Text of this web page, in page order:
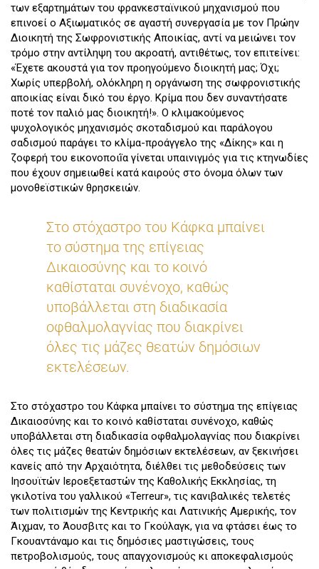
των εξαρτημάτων του φρανκεσταϊνικού μηχανισμού που
επινοεί ο Αξιωματικός σε αγαστή συνεργασία με τον Πρώην
Διοικητή της Σωφρονιστικής Αποικίας, αντί να μειώνει τον
τρόμο στην αντίληψη του ακροατή, αντιθέτως, τον επιτείνει:
«Έχετε ακουστά για τον προηγούμενο διοικητή µας; Όχι;
Χωρίς υπερβολή, ολόκληρη η οργάνωση της σωφρονιστικής
αποικίας είναι δικό του έργο. Κρίµα που δεν συναντήσατε
ποτέ τον παλιό µας διοικητή!». Ο κλιμακούμενος
ψυχολογικός μηχανισμός σκοταδισμού και παράλογου
σαδισμού παράγει το κλίμα-προάγγελο της «Δίκης» και η
ζοφερή του εικονοποιḯα γίνεται υπαινιγμός για τις κτηνωδίες
που έχουν σημειωθεί κατά καιρούς στο όνομα όλων των
μονοθεϊστικών θρησκειών.
Στο στόχαστρο του Κάφκα μπαίνει
το σύστημα της επίγειας
Δικαιοσύνης και το κοινό
καθίσταται συνένοχο, καθώς
υποβάλλεται στη διαδικασία
οφθαλμολαγνίας που διακρίνει
όλες τις μάζες θεατών δημόσιων
εκτελέσεων.
Στο στόχαστρο του Κάφκα μπαίνει το σύστημα της επίγειας
Δικαιοσύνης και το κοινό καθίσταται συνένοχο, καθώς
υποβάλλεται στη διαδικασία οφθαλμολαγνίας που διακρίνει
όλες τις μάζες θεατών δημόσιων εκτελέσεων, αν ξεκινήσει
κανείς από την Αρχαιότητα, διέλθει τις μεθοδεύσεις των
Ιησουϊτών Ιεροεξεταστών της Καθολικής Εκκλησίας, τη
γκιλοτίνα του γαλλικού «Terreur», τις κανιβαλικές τελετές
των πολιτισμών της Κεντρικής και Λατινικής Αμερικής, τον
Άιχμαν, το Άουσβιτς και το Γκούλαγκ, για να φτάσει έως το
Γκουαντάναμο και τις δημόσιες μαστιγώσεις, τους
πετροβολισμούς, τους απαγχονισμούς κι αποκεφαλισμούς